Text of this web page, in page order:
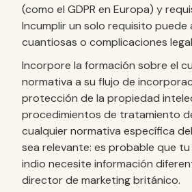
(como el GDPR en Europa) y
Incumplir un solo requisito puede
cuantiosas o complicaciones
Incorpore la formación sobre el
normativa a su flujo de
protección de la propiedad
procedimientos de tratamiento
cualquier normativa específica
sea relevante: es probable que
indio necesite información
director de marketing británico.